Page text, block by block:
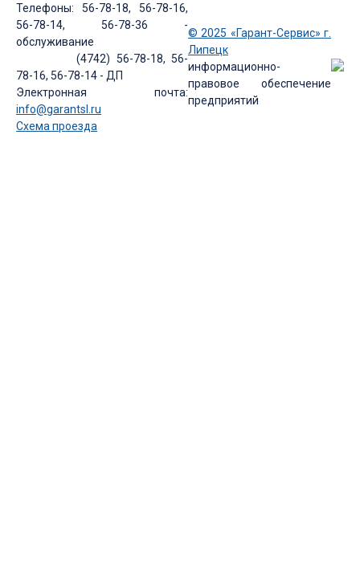
Телефоны: 56-78-18, 56-78-16,
56-78-14, 56-78-36 -
обслуживание
(4742) 56-78-18, 56-
78-16, 56-78-14 - ДП
Электронная почта:
info@garantsl.ru
Схема проезда
© 2025 «Гарант-Сервис» г.
Липецк
информационно-
правовое обеспечение
предприятий